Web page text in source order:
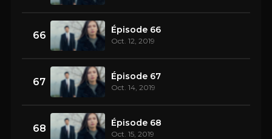
66 Épisode 66
Oct. 12, 2019
67 Épisode 67
Oct. 14, 2019
68 Épisode 68
Oct. 15, 2019